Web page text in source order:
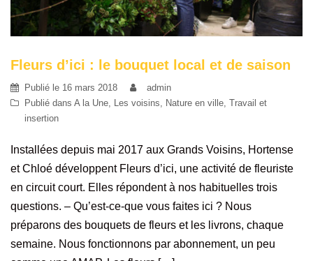
Fleurs d’ici : le bouquet local et de saison
Publié le 16 mars 2018
admin
Publié dans A la Une Les voisins Nature en ville Travail et
insertion
Installées depuis mai 2017 aux Grands Voisins, Hortense
et Chloé développent Fleurs d’ici, une activité de fleuriste
en circuit court. Elles répondent à nos habituelles trois
questions. – Qu’est-ce-que vous faites ici ? Nous
préparons des bouquets de fleurs et les livrons, chaque
semaine. Nous fonctionnons par abonnement, un peu